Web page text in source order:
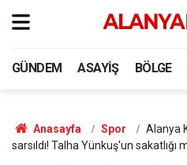
GÜNDEM ASAYIŞ BÖLGE
Anasayfa Spor
Alanya
sarsıldı! Talha Yünkuş'un sakatlığı